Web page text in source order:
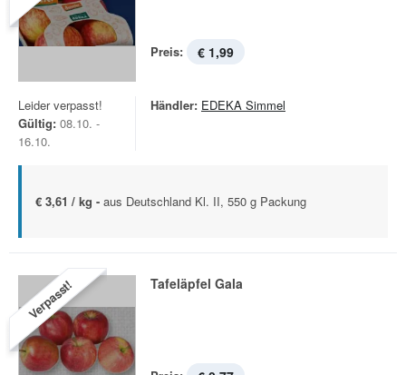
Preis: € 1,99
Leider verpasst!
Gültig: 08.10. -
16.10.
Händler: EDEKA Simmel
€ 3,61 / kg - aus Deutschland Kl. II, 550 g Packung
Verpasst! Tafeläpfel Gala